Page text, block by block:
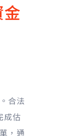
合法
成估
，通